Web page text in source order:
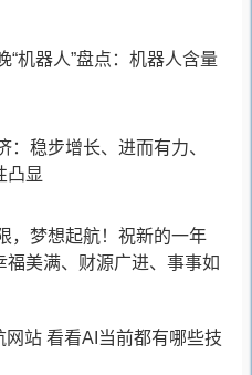
“机器人”盘点：机器人含量
：稳步增长、进而有力、
凸显
，梦想起航！祝新的一年
福美满、财源广进、事事如
网站 看看AI当前都有哪些技